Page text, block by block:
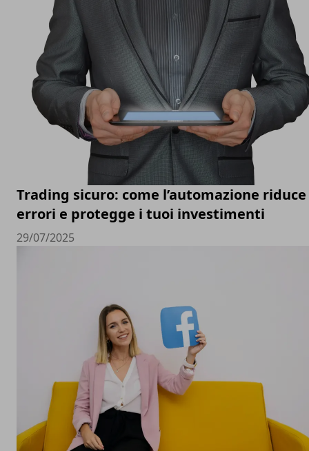
Trading sicuro: come l’automazione
errori e protegge i tuoi investimenti
29/07/2025